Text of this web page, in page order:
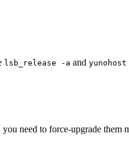
lsb_release -a and
need to force-upgrade them